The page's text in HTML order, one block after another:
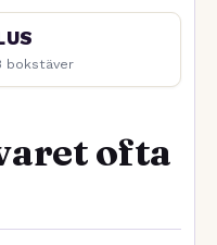
bokstäver
ofta